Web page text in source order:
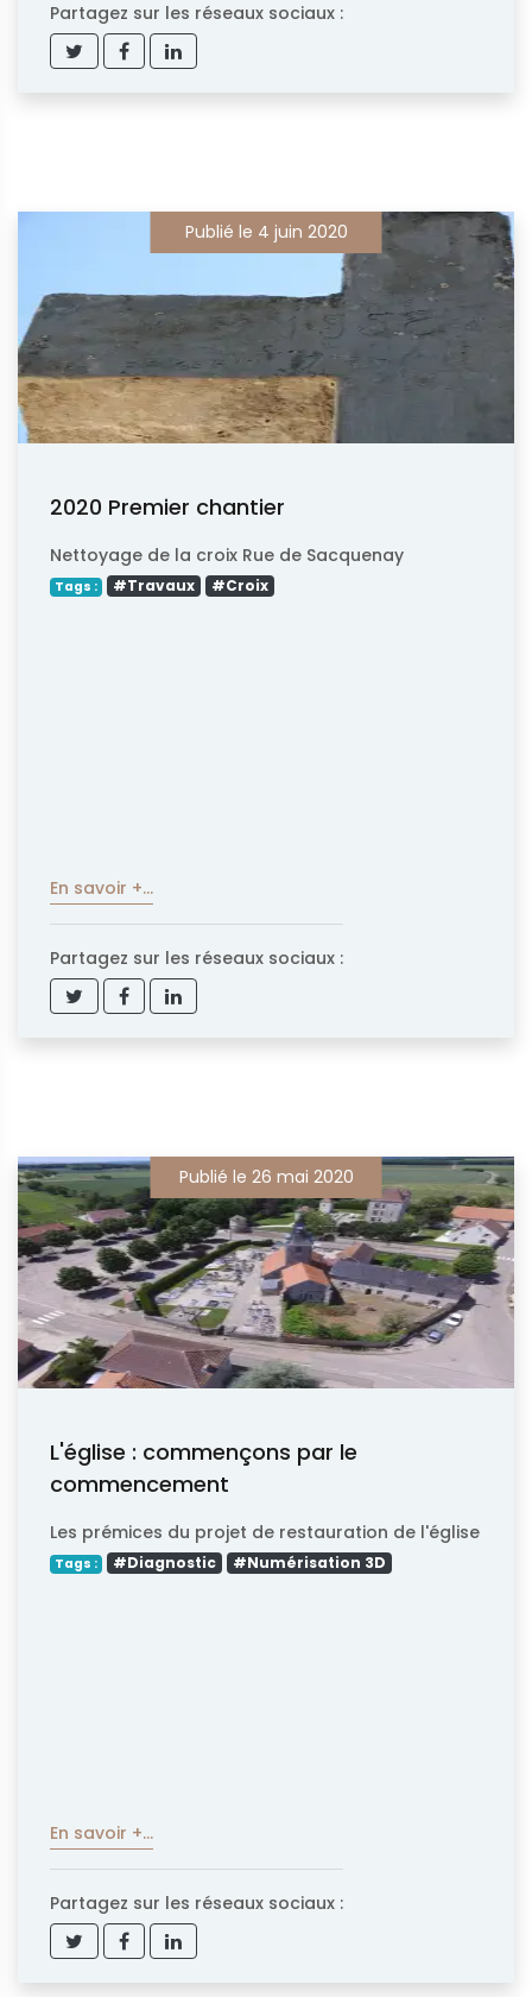
Partagez sur les réseaux sociaux :
Publié le 4 juin 2020
2020 Premier chantier
Nettoyage de la croix Rue de Sacquenay
Tags : #Travaux #Croix
En savoir +...
Partagez sur les réseaux sociaux :
Publié le 26 mai 2020
L'église : commençons par le
commencement
Les prémices du projet de restauration de l'église
Tags : #Diagnostic #Numérisation 3D
En savoir +...
Partagez sur les réseaux sociaux :